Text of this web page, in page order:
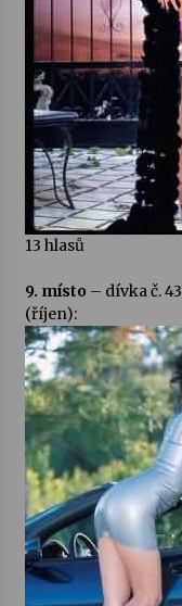
13 hlasů
9. místo – dívka č. 43
(říjen):